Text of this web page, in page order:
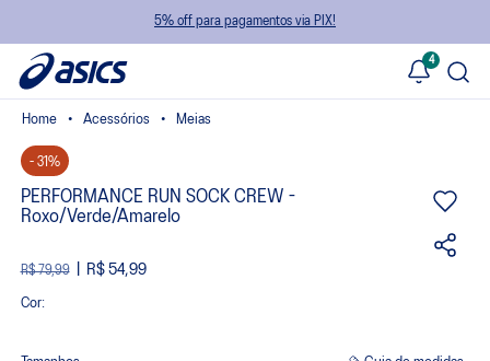
5% off para pagamentos via PIX!
4
Acessórios Meias
- 31%
PERFORMANCE RUN SOCK CREW -
Roxo/Verde/Amarelo
R$ 79,99 R$ 54,99
Cor: